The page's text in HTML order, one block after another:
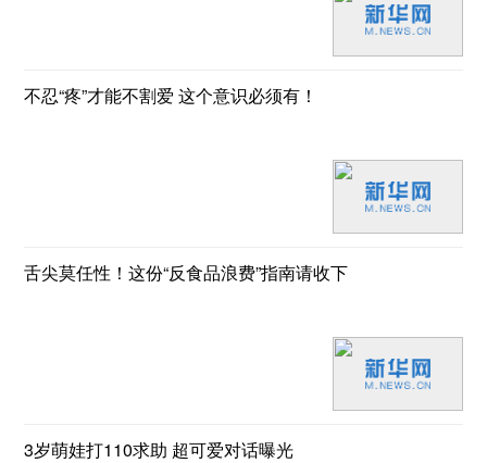
不忍“疼”才能不割爱 这个意识必须有！
舌尖莫任性！这份“反食品浪费”指南请收下
3岁萌娃打110求助 超可爱对话曝光